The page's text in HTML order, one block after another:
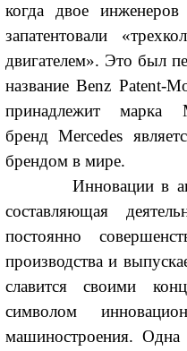
когда двое
запатентовали
двигателем». Это был
название Benz Patent-
принадлежит марка
бренд Mercedes
брендом в мире.
Инновации в
составляющая
постоянно
производства и
славится своими
символом
машиностроения.